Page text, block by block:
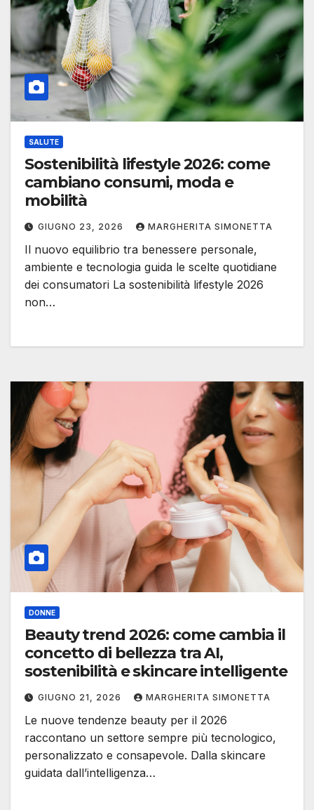
SALUTE
Sostenibilità lifestyle 2026: come
cambiano consumi, moda e
mobilità
GIUGNO 23, 2026 MARGHERITA SIMONETTA
Il nuovo equilibrio tra benessere personale,
ambiente e tecnologia guida le scelte quotidiane
dei consumatori La sostenibilità lifestyle 2026
non…
DONNE
Beauty trend 2026: come cambia il
concetto di bellezza tra AI,
sostenibilità e skincare intelligente
GIUGNO 21, 2026 MARGHERITA SIMONETTA
Le nuove tendenze beauty per il 2026
raccontano un settore sempre più tecnologico,
personalizzato e consapevole. Dalla skincare
guidata dall’intelligenza…